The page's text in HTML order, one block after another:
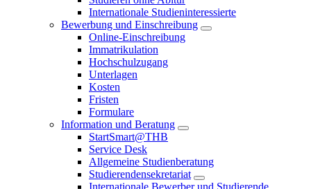
Internationale Studieninteressierte
Bewerbung und Einschreibung
Online-Einschreibung
Immatrikulation
Hochschulzugang
Unterlagen
Kosten
Fristen
Formulare
Information und Beratung
StartSmart@THB
Service Desk
Allgemeine Studienberatung
Studierendensekretariat
Internationale Bewerber und Studierende